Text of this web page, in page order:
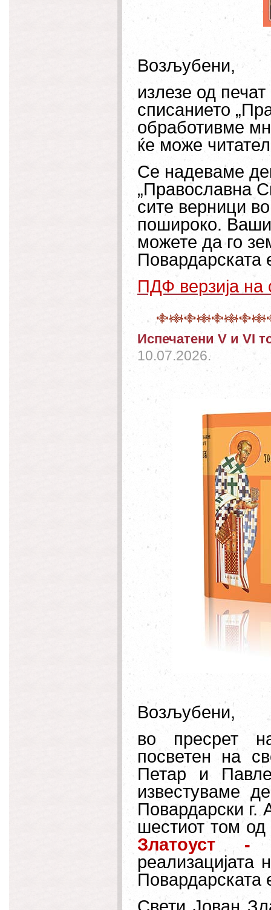
Возљубени,
излезе од
списанието
обработивме
ќе може
Се надеваме
„Православна
сите верници
пошироко.
можете да го
Повардарската
ПДФ верзија на
Испечатени V и VI
10.07.2026.
Возљубени,
во пресрет
посветен на
Петар и
известуваме
Повардарски г.
шестиот том
Златоуст -
реализацијата
Повардарската